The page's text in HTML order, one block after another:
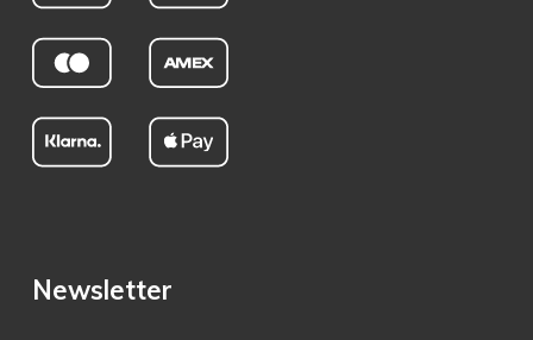
Newsletter